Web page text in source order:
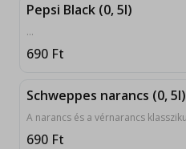
Pepsi Black (0, 5l)
...
690 Ft
Schweppes narancs (0, 5l)
690 Ft